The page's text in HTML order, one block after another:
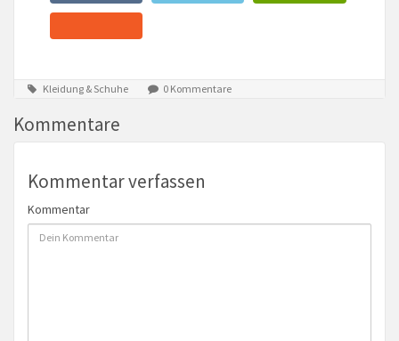
Kleidung & Schuhe 0 Kommentare
Kommentare
Kommentar verfassen
Kommentar